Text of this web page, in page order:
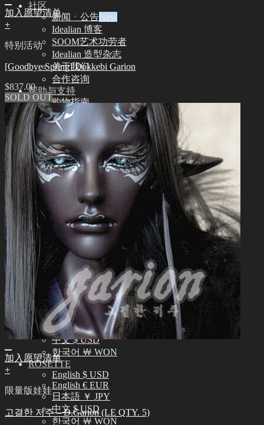
社区
新闻ㆍ公告
Idealian 博客
SOOM艺术功劳者
Idealian 造型杂志
关于我们
合作咨询
帮助与支持
购物指南
娃娃详细尺寸
娃娃肤色指南
使用说明书
正版编号查询
常见问题 (FAQ)
客服中心 (Q&A)
THE GEM
English $ USD
日本語 ￥ JPY
中文 $ USD
한국어 ￦ WON
NEO ANGELREGION
English $ USD
日本語 ￥ JPY
中文 $ USD
한국어 ￦ WON
IDEALIAN
English $ USD
日本語 ￥ JPY
中文 $ USD
한국어 ￦ WON
ROSETTE
English $ USD
English € EUR
日本語 ￥ JPY
中文 $ USD
한국어 ￦ WON
加入愿望清单
+
特别活动
[Goodbye Spring] Dokkebi Garion
$837.00
SOLD OUT
加入愿望清单
+
限量版娃娃
고결한 저주 – D.Garion (LE QTY. 5)